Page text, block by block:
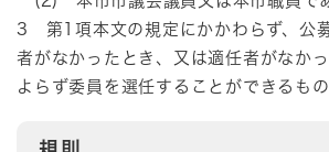
3 第1項本文の規定にかかわらず、公
者がなかったとき、又は適任者がなか
よらず委員を選任することができるもの